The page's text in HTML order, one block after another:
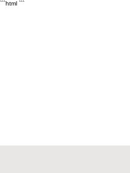
```html ```